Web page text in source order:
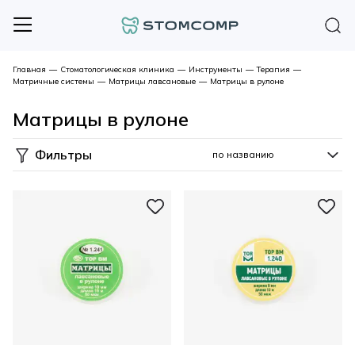
Главная — Стоматологическая клиника — Инструменты — Терапия —
Матричные системы — Матрицы лавсановые — Матрицы в рулоне
Матрицы в рулоне
Фильтры